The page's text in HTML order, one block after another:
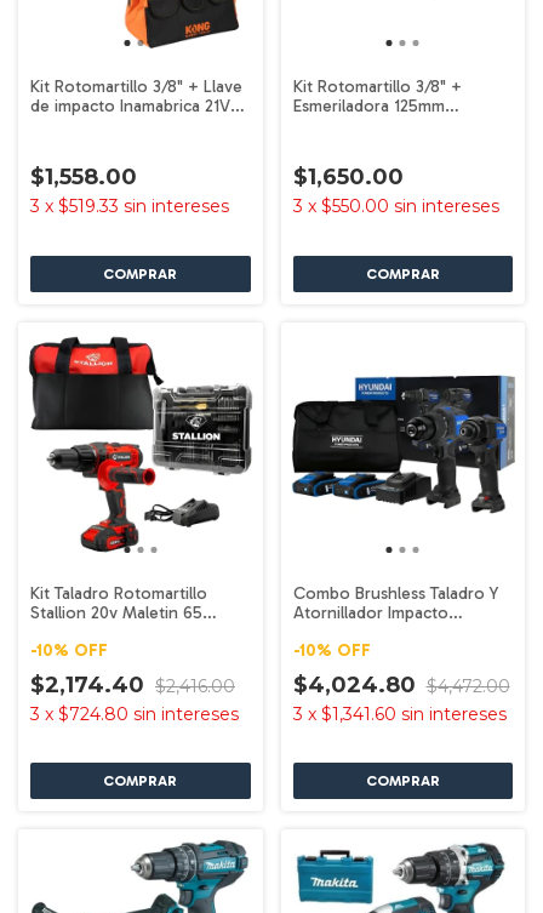
Kit Rotomartillo 3/8" + Llave
de impacto Inamabrica 21V
$1,558.00
3 x $519.33 sin intereses
Kit Rotomartillo 3/8" +
Esmeriladora 125mm
$1,650.00
3 x $550.00 sin intereses
Kit Taladro Rotomartillo
Stallion 20v Maletin 65
-10% OFF
$2,174.40 $2,416.00
3 x $724.80 sin intereses
Combo Brushless Taladro Y
Atornillador Impacto
-10% OFF
$4,024.80 $4,472.00
3 x $1,341.60 sin intereses